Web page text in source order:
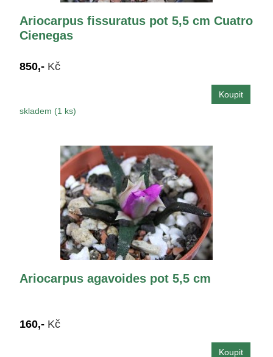
Ariocarpus fissuratus pot 5,5 cm Cuatro
Cienegas
850,- Kč
skladem (1 ks)
Ariocarpus agavoides pot 5,5 cm
160,- Kč